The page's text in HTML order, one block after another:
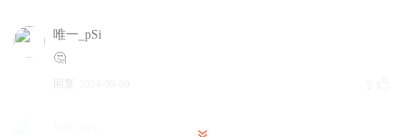
唯一_pSi
🤔
回复